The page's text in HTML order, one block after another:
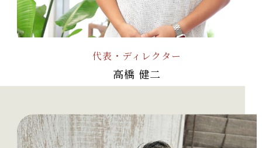
代表・ディレクター
高橋 健二